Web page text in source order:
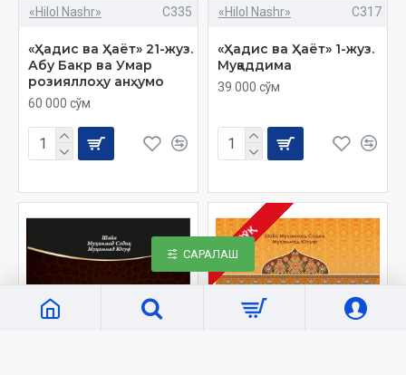
«Hilol Nashr» C335
«Ҳадис ва Ҳаёт» 21-жуз.
Абу Бакр ва Умар
розияллоҳу анҳумо
60 000 сўм
«Hilol Nashr» C317
«Ҳадис ва Ҳаёт» 1-жуз.
Муқаддима
39 000 сўм
ЙЎҚ
САРАЛАШ